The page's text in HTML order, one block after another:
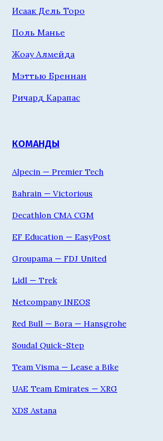
Исаак Дель Торо
Поль Манье
Жоау Алмейда
Мэттью Бреннан
Ричард Карапас
КОМАНДЫ
Alpecin — Premier Tech
Bahrain — Victorious
Decathlon CMA CGM
EF Education — EasyPost
Groupama — FDJ United
Lidl — Trek
Netcompany INEOS
Red Bull — Bora — Hansgrohe
Soudal Quick-Step
Team Visma — Lease a Bike
UAE Team Emirates — XRG
XDS Astana